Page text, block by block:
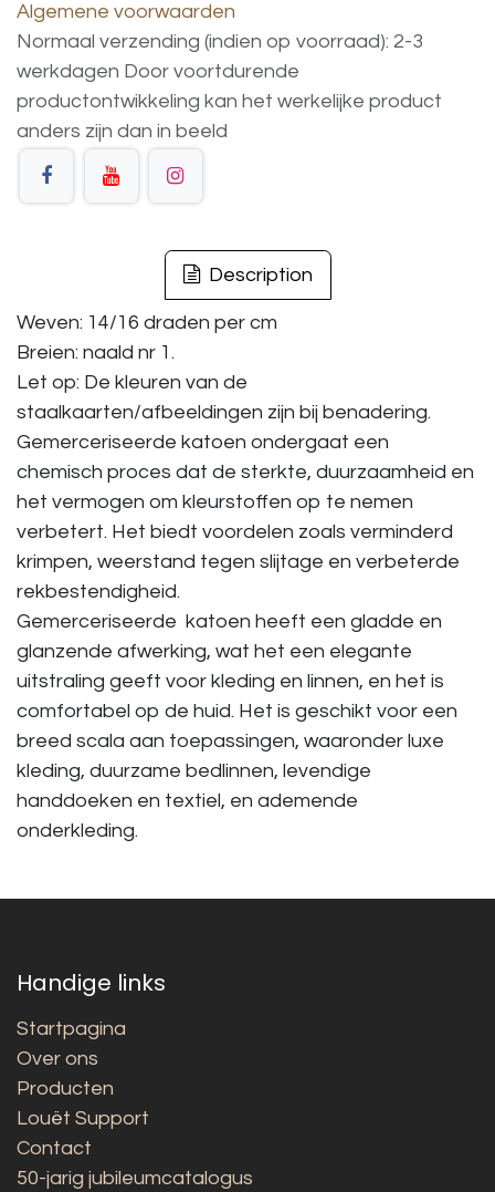
Algemene voorwaarden
Normaal verzending (indien op voorraad): 2-3
werkdagen Door voortdurende
productontwikkeling kan het werkelijke product
anders zijn dan in beeld
Description
Weven: 14/16 draden per cm
Breien: naald nr 1.
Let op: De kleuren van de
staalkaarten/afbeeldingen zijn bij benadering.
Gemerceriseerde katoen ondergaat een
chemisch proces dat de sterkte, duurzaamheid en
het vermogen om kleurstoffen op te nemen
verbetert. Het biedt voordelen zoals verminderd
krimpen, weerstand tegen slijtage en verbeterde
rekbestendigheid.
Gemerceriseerde katoen heeft een gladde en
glanzende afwerking, wat het een elegante
uitstraling geeft voor kleding en linnen, en het is
comfortabel op de huid. Het is geschikt voor een
breed scala aan toepassingen, waaronder luxe
kleding, duurzame bedlinnen, levendige
handdoeken en textiel, en ademende
onderkleding.
Handige links
Startpagina
Over ons
Producten
Louët Support
Contact
50-jarig jubileumcatalogus